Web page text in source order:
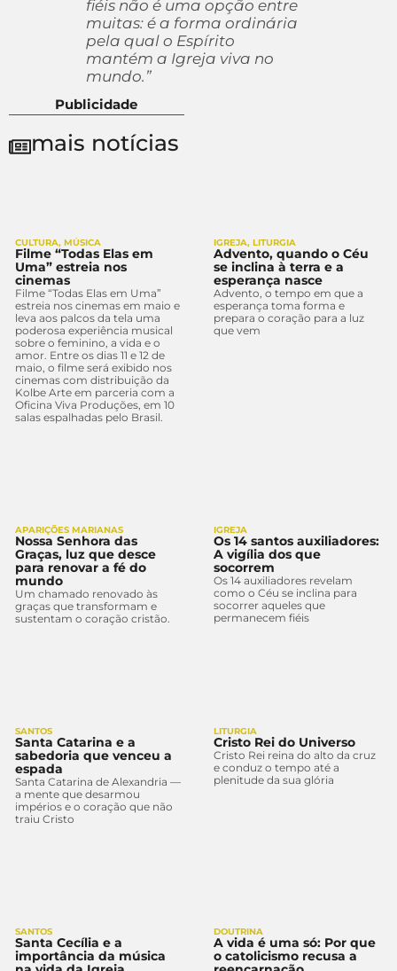
fiéis não é uma opção entre
muitas: é a forma ordinária
pela qual o Espírito
mantém a Igreja viva no
mundo.”
Publicidade
mais notícias
CULTURA, MÚSICA
Filme “Todas Elas em
Uma” estreia nos
cinemas
Filme “Todas Elas em Uma”
estreia nos cinemas em maio e
leva aos palcos da tela uma
poderosa experiência musical
sobre o feminino, a vida e o
amor. Entre os dias 11 e 12 de
maio, o filme será exibido nos
cinemas com distribuição da
Kolbe Arte em parceria com a
Oficina Viva Produções, em 10
salas espalhadas pelo Brasil.
IGREJA, LITURGIA
Advento, quando o Céu
se inclina à terra e a
esperança nasce
Advento, o tempo em que a
esperança toma forma e
prepara o coração para a luz
que vem
APARIÇÕES MARIANAS
Nossa Senhora das
Graças, luz que desce
para renovar a fé do
mundo
Um chamado renovado às
graças que transformam e
sustentam o coração cristão.
IGREJA
Os 14 santos auxiliadores:
A vigília dos que
socorrem
Os 14 auxiliadores revelam
como o Céu se inclina para
socorrer aqueles que
permanecem fiéis
SANTOS
Santa Catarina e a
sabedoria que venceu a
espada
Santa Catarina de Alexandria —
a mente que desarmou
impérios e o coração que não
traiu Cristo
LITURGIA
Cristo Rei do Universo
Cristo Rei reina do alto da cruz
e conduz o tempo até a
plenitude da sua glória
SANTOS
Santa Cecília e a
importância da música
DOUTRINA
A vida é uma só: Por que
o catolicismo recusa a